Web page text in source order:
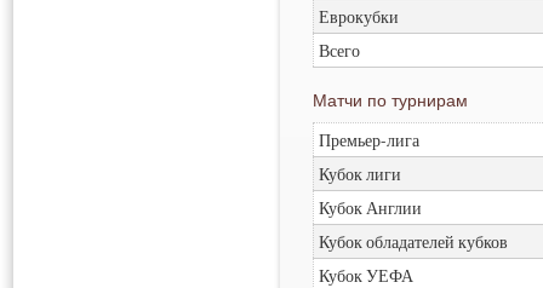
Еврокубки
Всего
Матчи по турнирам
Премьер-лига
Кубок лиги
Кубок Англии
Кубок обладателей кубков
Кубок УЕФА